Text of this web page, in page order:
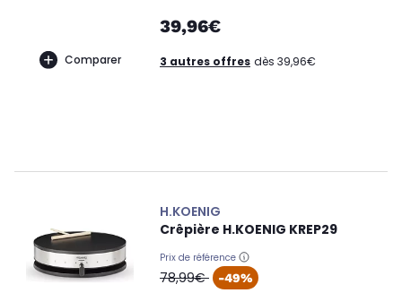
Comparer
39,96€
3 autres offres dès 39,96€
H.KOENIG
Crêpière H.KOENIG KREP29
Prix de référence
oldPrice
78,99€ -49%